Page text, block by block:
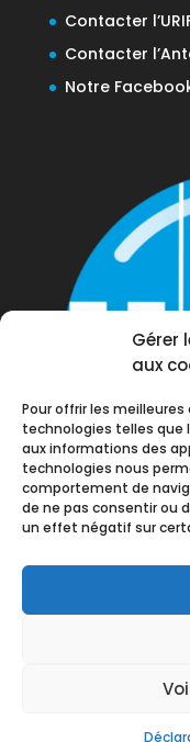
Gérer
aux
Pour offrir les
technologies telles que
aux informations des
technologies nous
comportement de
de ne pas consentir ou
un effet négatif sur
Contacter
Contacter
Notre